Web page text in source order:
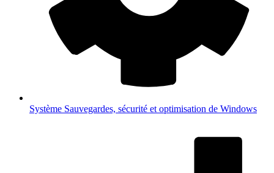
Système Sauvegardes, sécurité et optimisation de Windows